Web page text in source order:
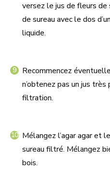
versez le jus de fleurs
de sureau avec le dos
liquide.
Recommencez
n’obtenez pas un jus
filtration.
Mélangez l’agar agar et
sureau filtré. Mélangez
bois.